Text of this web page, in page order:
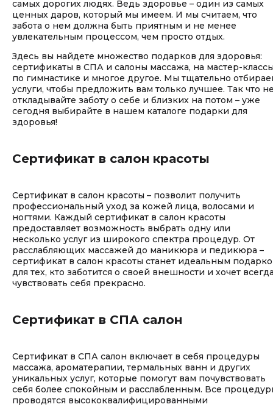
самых дорогих людях. Ведь здоровье – один из самых
ценных даров, который мы имеем. И мы считаем, что
забота о нем должна быть приятным и не менее
увлекательным процессом, чем просто отдых.
Здесь вы найдете множество подарков для здоровья:
сертификаты в СПА и салоны массажа, на мастер-
по гимнастике и многое другое. Мы тщательно
услуги, чтобы предложить вам только лучшее. Так что
откладывайте заботу о себе и близких на потом – уже
сегодня выбирайте в нашем каталоге подарки для
здоровья!
Сертификат в салон красоты
Сертификат в салон красоты – позволит получить
профессиональный уход за кожей лица, волосами и
ногтями. Каждый сертификат в салон красоты
предоставляет возможность выбрать одну или
несколько услуг из широкого спектра процедур. От
расслабляющих массажей до маникюра и педикюра –
сертификат в салон красоты станет идеальным
для тех, кто заботится о своей внешности и хочет
чувствовать себя прекрасно.
Сертификат в СПА салон
Сертификат в СПА салон включает в себя процедуры
массажа, ароматерапии, термальных ванн и других
уникальных услуг, которые помогут вам почувствовать
себя более спокойным и расслабленным. Все
проводятся высококвалифицированными